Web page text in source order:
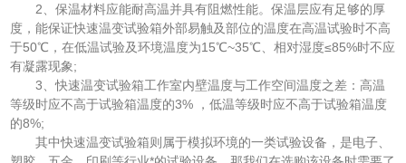
2、保温材料应能耐高温并具有阻燃性能。保温层应有足够的厚
度，能保证快速温变试验箱外部易触及部位的温度在高温试验时不高
于50℃，在低温试验及环境温度为15℃~35℃、相对湿度≤85%时不应
有凝露现象;
3、快速温变试验箱工作室内壁温度与工作空间温度之差：高温
等级时应不高于试验箱温度的3% ，低温等级时应不高于试验箱温度
的8%;
其中快速温变试验箱则属于模拟环境的一类试验设备，是电子、